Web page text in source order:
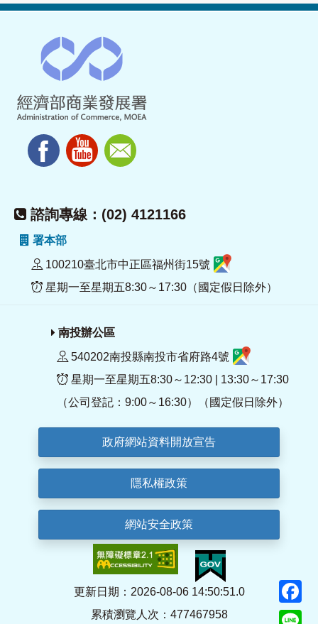
諮詢專線：(02) 4121166
署本部
100210臺北市中正區福州街15號
星期一至星期五8:30～17:30（國定假日除外）
南投辦公區
540202南投縣南投市省府路4號
星期一至星期五8:30～12:30 | 13:30～17:30
（公司登記：9:00～16:30）（國定假日除外）
政府網站資料開放宣告
隱私權政策
網站安全政策
更新日期：2026-08-06 14:50:51.0
累積瀏覽人次：477467958